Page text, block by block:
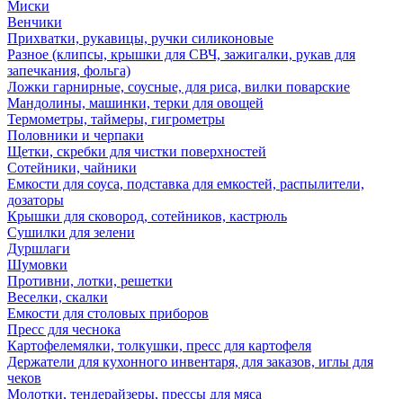
Миски
Венчики
Прихватки, рукавицы, ручки силиконовые
Разное (клипсы, крышки для СВЧ, зажигалки, рукав для
запечкания, фольга)
Ложки гарнирные, соусные, для риса, вилки поварские
Мандолины, машинки, терки для овощей
Термометры, таймеры, гигрометры
Половники и черпаки
Щетки, скребки для чистки поверхностей
Сотейники, чайники
Емкости для соуса, подставка для емкостей, распылители,
дозаторы
Крышки для сковород, сотейников, кастрюль
Сушилки для зелени
Дуршлаги
Шумовки
Противни, лотки, решетки
Веселки, скалки
Емкости для столовых приборов
Пресс для чеснока
Картофелемялки, толкушки, пресс для картофеля
Держатели для кухонного инвентаря, для заказов, иглы для
чеков
Молотки, тендерайзеры, прессы для мяса